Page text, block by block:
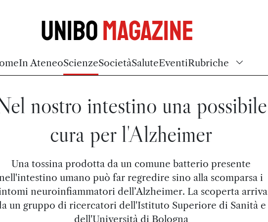
UniboMagazine
In AteneoScienzeSocietàSaluteEventiRubriche
nostro intestino una possibile
cura per l'Alzheimer
Una tossina prodotta da un comune batterio presente
umano può far regredire sino alla scomparsa i
neuroinfiammatori dell’Alzheimer. La scoperta arriva
un gruppo di ricercatori dell'Istituto Superiore di Sanità e
dell'Università di Bologna